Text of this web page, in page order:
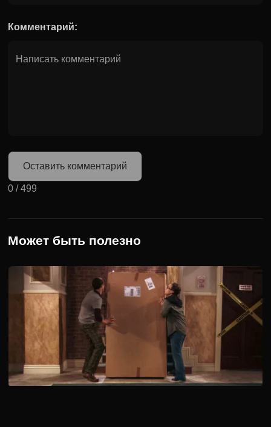
Комментарий:
Оставить комментарий
0 /499
Может быть полезно